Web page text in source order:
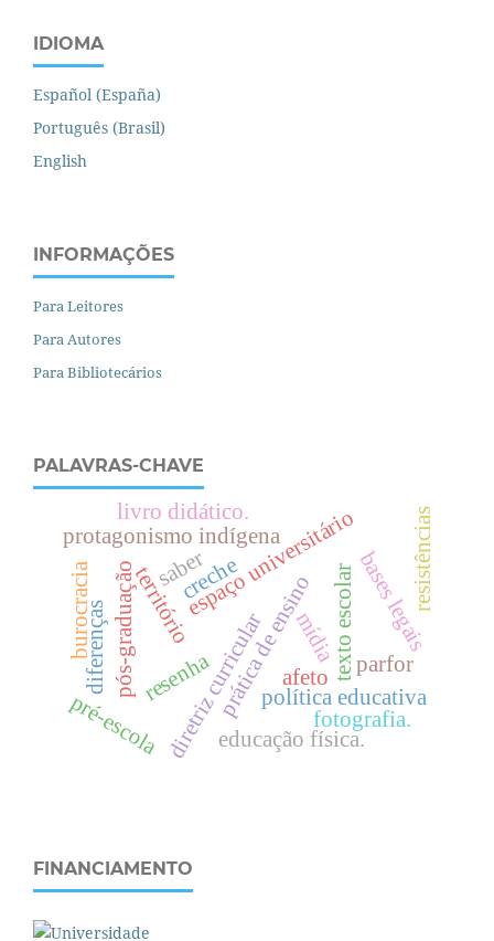
IDIOMA
Español (España)
Português (Brasil)
English
INFORMAÇÕES
Para Leitores
Para Autores
Para Bibliotecários
PALAVRAS-CHAVE
resenha
território
diretriz curricularprática de ensinotexto escolar
espaço universitário
pós-graduação
protagonismo indígena
saber
política educativa
mídia
livro didático.
parfor
educação física.
pré-escola
creche bases legais
fotografia.
diferenças afeto
resistências
burocracia
FINANCIAMENTO